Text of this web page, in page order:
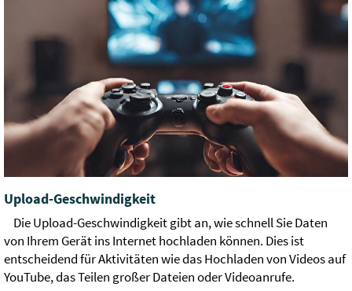
Upload-Geschwindigkeit
Die Upload-Geschwindigkeit gibt an, wie schnell Sie Daten
von Ihrem Gerät ins Internet hochladen können. Dies ist
entscheidend für Aktivitäten wie das Hochladen von Videos auf
YouTube, das Teilen großer Dateien oder Videoanrufe.